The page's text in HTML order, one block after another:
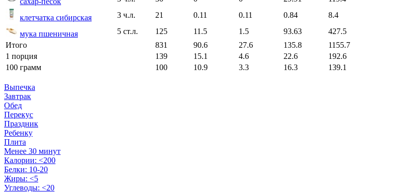
клетчатка сибирская 3 ч.л. 21 0.11 0.11 0.84 8.4
мука пшеничная 5 ст.л. 125 11.5 1.5 93.63
427.5
Итого
831 90.6 27.6 135.8
1155.7
1 порция
139 15.1 4.6 22.6
192.6
100 грамм
100 10.9 3.3 16.3 139.1
Выпечка
Завтрак
Обед
Перекус
Праздник
Ребенку
Плита
Менее 30 минут
Калории: <200
Белки: 10-20
Жиры: <5
Углеводы: <20